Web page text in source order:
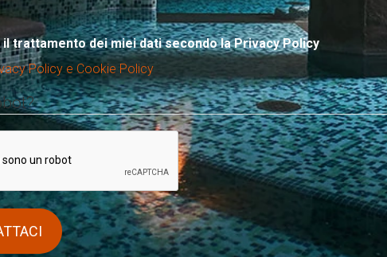
trattamento dei miei dati secondo la Privacy Policy
Policy e Cookie Policy